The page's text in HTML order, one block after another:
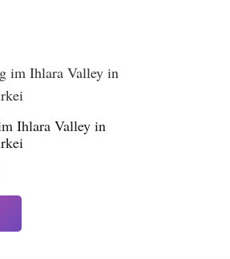
Ihlara Valley in
€